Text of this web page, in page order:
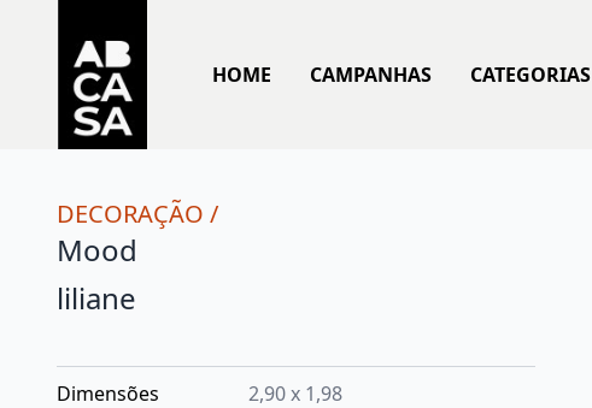
HOME CAMPANHAS CATEGORIAS
DECORAÇÃO /
Mood
liliane
Dimensões 2,90 x 1,98